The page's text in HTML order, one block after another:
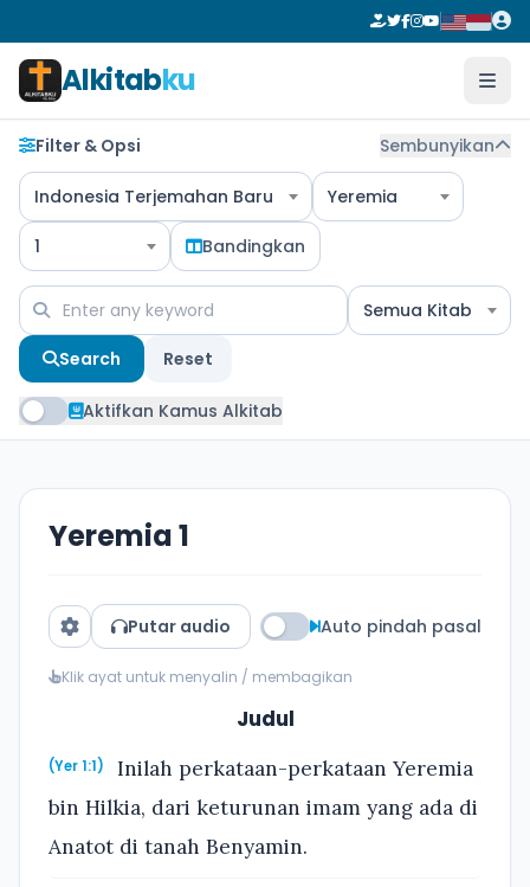
Alkitabku
Filter & Opsi Sembunyikan
Indonesia Terjemahan Baru Yeremia
1 Bandingkan
Semua Kitab
Search Reset
Aktifkan Kamus Alkitab
Yeremia 1
Putar audio Auto pindah pasal
Klik ayat untuk menyalin / membagikan
Judul
(Yer 1:1)
Inilah perkataan-perkataan Yeremia
bin Hilkia, dari keturunan imam yang ada di
Anatot di tanah Benyamin.